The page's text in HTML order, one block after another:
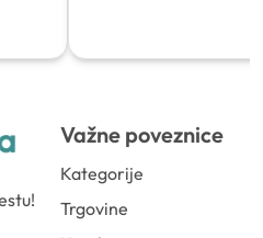
Važne poveznice
Kategorije
Trgovine